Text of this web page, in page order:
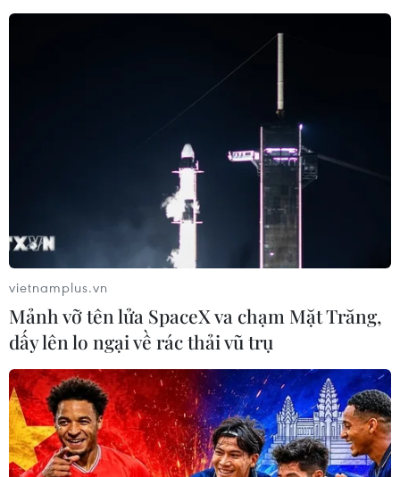
TIN CÙNG CHUYÊN MỤC
vietnamplus.vn
Mảnh vỡ tên lửa SpaceX va chạm Mặt Trăng,
dấy lên lo ngại về rác thải vũ trụ